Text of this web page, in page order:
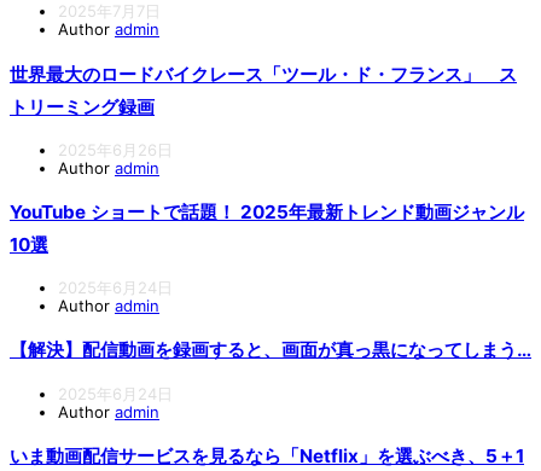
2025年7月7日
Author admin
世界最大のロードバイクレース「ツール・ド・フランス」 ス
トリーミング録画
2025年6月26日
Author admin
YouTube ショートで話題！ 2025年最新トレンド動画ジャンル
10選
2025年6月24日
Author admin
【解決】配信動画を録画すると、画面が真っ黒になってしまう…
2025年6月24日
Author admin
いま動画配信サービスを見るなら「Netflix」を選ぶべき、5＋1